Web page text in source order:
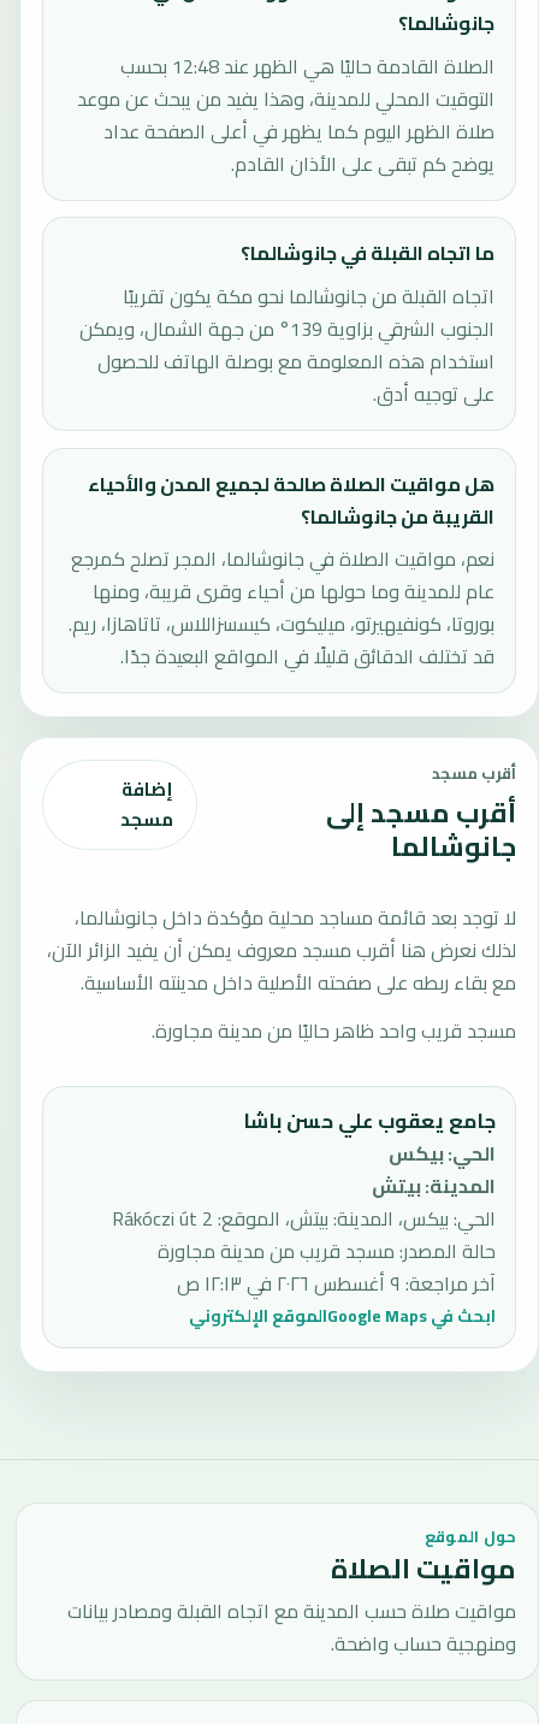
جانوشالما؟
الصلاة القادمة حاليًا هي الظهر عند 12:48 بحسب
التوقيت المحلي للمدينة، وهذا يفيد من يبحث عن موعد
صلاة الظهر اليوم كما يظهر في أعلى الصفحة عداد
يوضح كم تبقى على الأذان القادم.
ما اتجاه القبلة في جانوشالما؟
اتجاه القبلة من جانوشالما نحو مكة يكون تقريبًا
الجنوب الشرقي بزاوية 139° من جهة الشمال، ويمكن
استخدام هذه المعلومة مع بوصلة الهاتف للحصول
على توجيه أدق.
هل مواقيت الصلاة صالحة لجميع المدن والأحياء
القريبة من جانوشالما؟
نعم، مواقيت الصلاة في جانوشالما، المجر تصلح كمرجع
عام للمدينة وما حولها من أحياء وقرى قريبة، ومنها
بوروتا، كونفيهيرتو، ميليكوت، كيسسزاللاس، تاتاهازا، ريم.
قد تختلف الدقائق قليلًا في المواقع البعيدة جدًا.
أقرب مسجد
أقرب مسجد إلى
جانوشالما
إضافة
مسجد
لا توجد بعد قائمة مساجد محلية مؤكدة داخل جانوشالما،
لذلك نعرض هنا أقرب مسجد معروف يمكن أن يفيد الزائر الآن،
مع بقاء ربطه على صفحته الأصلية داخل مدينته الأساسية.
مسجد قريب واحد ظاهر حاليًا من مدينة مجاورة.
جامع يعقوب علي حسن باشا
الحي:بيكس
المدينة:بيتش
الحي: بيكس، المدينة: بيتش، الموقع: Rákóczi út 2
حالة المصدر:مسجد قريب من مدينة مجاورة
آخر مراجعة: ٩ أغسطس ٢٠٢٦ في ١٢:١٣ ص
ابحث في Google Maps الموقع الإلكتروني
حول الموقع
مواقيت الصلاة
مواقيت صلاة حسب المدينة مع اتجاه القبلة ومصادر بيانات
ومنهجية حساب واضحة.